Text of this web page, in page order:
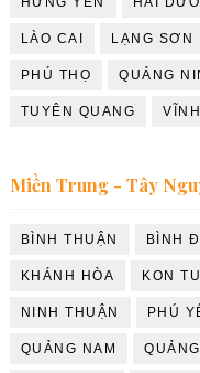
LÀO CAI LẠNG SƠN
PHÚ THỌ QUẢNG
TUYÊN QUANG
Miền Trung - Tây
BÌNH THUẬN BÌNH
KHÁNH HÒA KON
NINH THUẬN PHÚ
QUẢNG NAM